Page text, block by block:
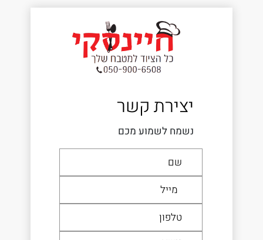
יצירת קשר
נשמח לשמוע מכם